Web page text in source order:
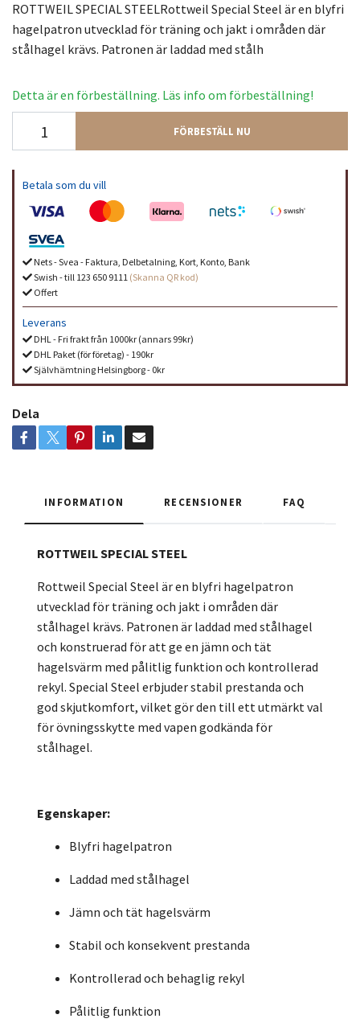
ROTTWEIL SPECIAL STEELRottweil Special Steel är en blyfri
hagelpatron utvecklad för träning och jakt i områden där
stålhagel krävs. Patronen är laddad med stålh
Detta är en förbeställning. Läs info om förbeställning!
FÖRBESTÄLL NU
Betala som du vill
Nets - Svea - Faktura, Delbetalning, Kort, Konto, Bank
Swish - till 123 650 9111 (Skanna QR kod)
Offert
Leverans
DHL - Fri frakt från 1000kr (annars 99kr)
DHL Paket (för företag) - 190kr
Självhämtning Helsingborg - 0kr
Dela
INFORMATION RECENSIONER FAQ
ROTTWEIL SPECIAL STEEL
Rottweil Special Steel är en blyfri hagelpatron
utvecklad för träning och jakt i områden där
stålhagel krävs. Patronen är laddad med stålhagel
och konstruerad för att ge en jämn och tät
hagelsvärm med pålitlig funktion och kontrollerad
rekyl. Special Steel erbjuder stabil prestanda och
god skjutkomfort, vilket gör den till ett utmärkt val
för övningsskytte med vapen godkända för
stålhagel.
Egenskaper:
Blyfri hagelpatron
Laddad med stålhagel
Jämn och tät hagelsvärm
Stabil och konsekvent prestanda
Kontrollerad och behaglig rekyl
Pålitlig funktion